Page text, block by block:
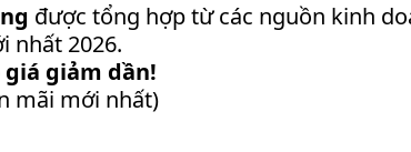
được tổng hợp từ các nguồn kinh
nhất 2026.
giảm dần!
mãi mới nhất)